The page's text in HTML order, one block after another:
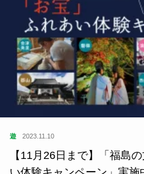
遊 2023.11.10
【11月26日まで】「福島